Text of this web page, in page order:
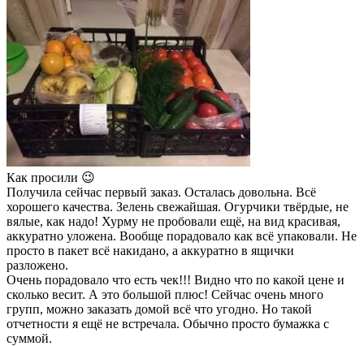
Как просили 😉
Получила сейчас первый заказ. Осталась довольна. Всё
хорошего качества. Зелень свежайшая. Огурчики твёрдые, не
вялые, как надо! Хурму не пробовали ещё, на вид красивая,
аккуратно уложена. Вообще порадовало как всё упаковали. Не
просто в пакет всё накидано, а аккуратно в ящички
разложено.
Очень порадовало что есть чек!!! Видно что по какой цене и
сколько весит. А это большой плюс! Сейчас очень много
групп, можно заказать домой всё что угодно. Но такой
отчетности я ещё не встречала. Обычно просто бумажка с
суммой.